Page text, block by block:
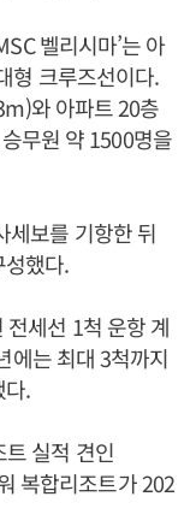
벨리시마’는 아
형 크루즈선이다.
와 아파트 20층
무원 약 1500명을
세보를 기항한 뒤
했다.
세선 1척 운항 계
에는 최대 3척까지
.
실적 견인
복합리조트가 202